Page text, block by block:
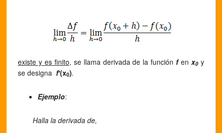
existe y es finito, se llama derivada de la función fenx0 y
se designa f′(x0).
Ejemplo:
Halla la derivada de,